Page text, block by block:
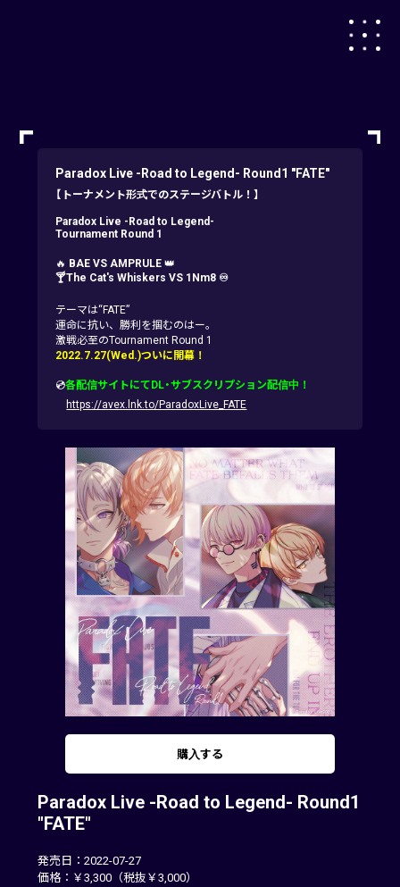
Paradox Live -Road to Legend- Round1 "FATE"
【トーナメント形式でのステージバトル！】
Paradox Live -Road to Legend-
Tournament Round 1
🔥 BAE VS AMPRULE👑
🍸The Cat's Whiskers VS 1Nm8 ♾
テーマは“FATE”
運命に抗い、勝利を掴むのはー。
激戦必至のTournament Round 1
2022.7.27(Wed.)ついに開幕！
💿各配信サイトにてDL・サブスクリプション配信中！
https://avex.lnk.to/ParadoxLive_FATE
購入する
Paradox Live -Road to Legend- Round1
"FATE"
発売日：2022-07-27
価格：￥3,300（税抜￥3,000）